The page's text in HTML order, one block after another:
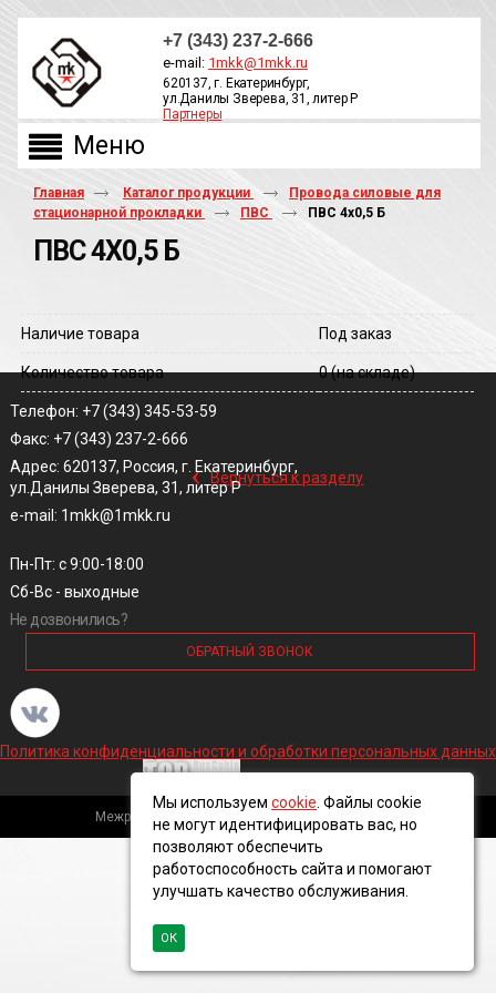
+7 (343) 237-2-666
e-mail: 1mkk@1mkk.ru
620137, г. Екатеринбург,
ул.Данилы Зверева, 31, литер Р
Партнеры
Главная Каталог продукции
Провода силовые для
стационарной прокладки
ПВС ПВС 4х0,5 Б
ПВС 4Х0,5 Б
Наличие товара Под заказ
Количество товара 0(на складе)
‹ Вернуться к разделу
Телефон: +7 (343) 345-53-59
Факс: +7 (343) 237-2-666
Адрес: 620137, Россия, г. Екатеринбург,
ул.Данилы Зверева, 31, литер Р
e-mail: 1mkk@1mkk.ru
Пн-Пт: с 9:00-18:00
Сб-Вс - выходные
Не дозвонились?
ОБРАТНЫЙ ЗВОНОК
Политика конфиденциальности и обработки персональных данных
Межрегиональная кабельная компания, 2016 ©
Мы используем cookie . Файлы cookie
не могут идентифицировать вас, но
позволяют обеспечить
работоспособность сайта и помогают
улучшать качество обслуживания.
ОК